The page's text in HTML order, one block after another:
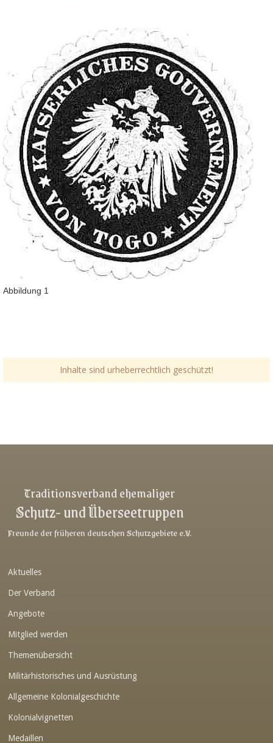
Abbildung 1
Inhalte sind urheberrechtlich geschützt!
Link-v-z
Link-v-z
Link-v-z
Link-v-z
Link-v-z
Link-v-z
Link-v-z
Link-v-z
Traditionsverband ehemaliger
Schutz- und Überseetruppen
Freunde der früheren deutschen Schutzgebiete e.V.
Aktuelles
Der Verband
Angebote
Mitglied werden
Themenübersicht
Militärhistorisches und Ausrüstung
Allgemeine Kolonialgeschichte
Kolonialvignetten
Medaillen